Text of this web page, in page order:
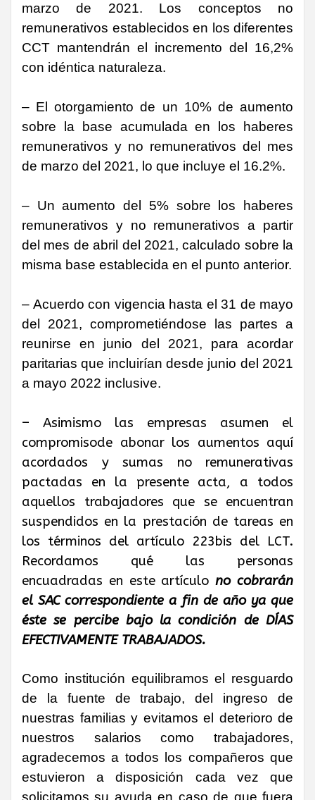
marzo de 2021. Los conceptos no
remunerativos establecidos en los diferentes
CCT mantendrán el incremento del 16,2%
con idéntica naturaleza.
– El otorgamiento de un 10% de aumento
sobre la base acumulada en los haberes
remunerativos y no remunerativos del mes
de marzo del 2021, lo que incluye el 16.2%.
– Un aumento del 5% sobre los haberes
remunerativos y no remunerativos a partir
del mes de abril del 2021, calculado sobre la
misma base establecida en el punto anterior.
– Acuerdo con vigencia hasta el 31 de mayo
del 2021, comprometiéndose las partes a
reunirse en junio del 2021, para acordar
paritarias que incluirían desde junio del 2021
a mayo 2022 inclusive.
– Asimismo las empresas asumen el
compromisode abonar los aumentos aquí
acordados y sumas no remunerativas
pactadas en la presente acta, a todos
aquellos trabajadores que se encuentran
suspendidos en la prestación de tareas en
los términos del artículo 223bis del LCT.
Recordamos qué las personas
encuadradas en este artículono cobrarán
el SAC correspondiente a fin de año ya que
éste se percibe bajo la condición de DÍAS
EFECTIVAMENTE TRABAJADOS.
Como institución equilibramos el resguardo
de la fuente de trabajo, del ingreso de
nuestras familias y evitamos el deterioro de
nuestros salarios como trabajadores,
agradecemos a todos los compañeros que
estuvieron a disposición cada vez que
solicitamos su ayuda en caso de que fuera